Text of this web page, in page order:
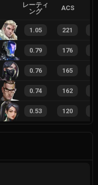
レーティ
ング
ACS
1.05 221
0.79 176
0.76 165
0.74 162
0.53 120